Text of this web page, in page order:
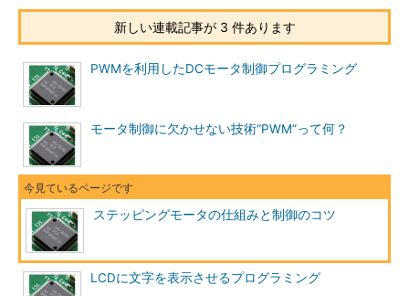
新しい連載記事が 3 件あります
PWMを利用したDCモータ制御プログラミング
モータ制御に欠かせない技術“PWM”って何？
ステッピングモータの仕組みと制御のコツ
LCDに文字を表示させるプログラミング